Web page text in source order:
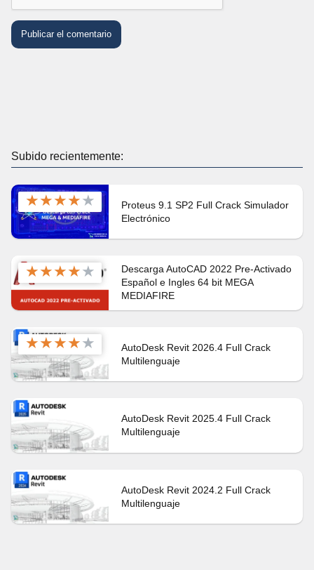
Subido recientemente:
★★★★★
Proteus 9.1 SP2 Full Crack Simulador
Electrónico
★★★★★
Descarga AutoCAD 2022 Pre-Activado
Español e Ingles 64 bit MEGA
MEDIAFIRE
★★★★★
AutoDesk Revit 2026.4 Full Crack
Multilenguaje
AutoDesk Revit 2025.4 Full Crack
Multilenguaje
AutoDesk Revit 2024.2 Full Crack
Multilenguaje